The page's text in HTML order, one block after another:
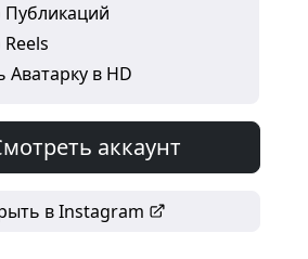
Аватарку в HD
аккаунт
в Instagram